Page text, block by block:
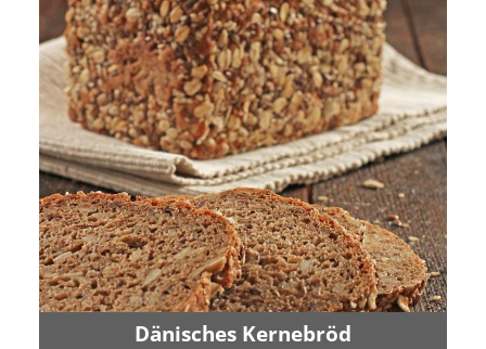
Dänisches Kernebröd